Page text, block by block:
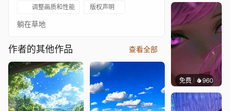
调整画质和性能 版权声明
躺在草地
作者的其他作品 查看全部
免费 960辰东